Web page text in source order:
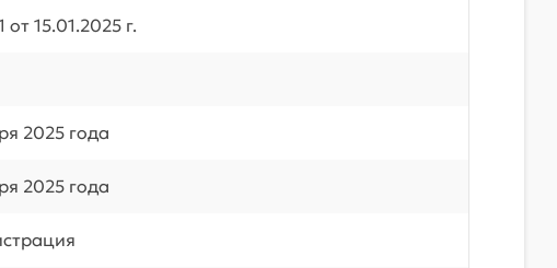
15.01.2025 г.
2025 года
2025 года